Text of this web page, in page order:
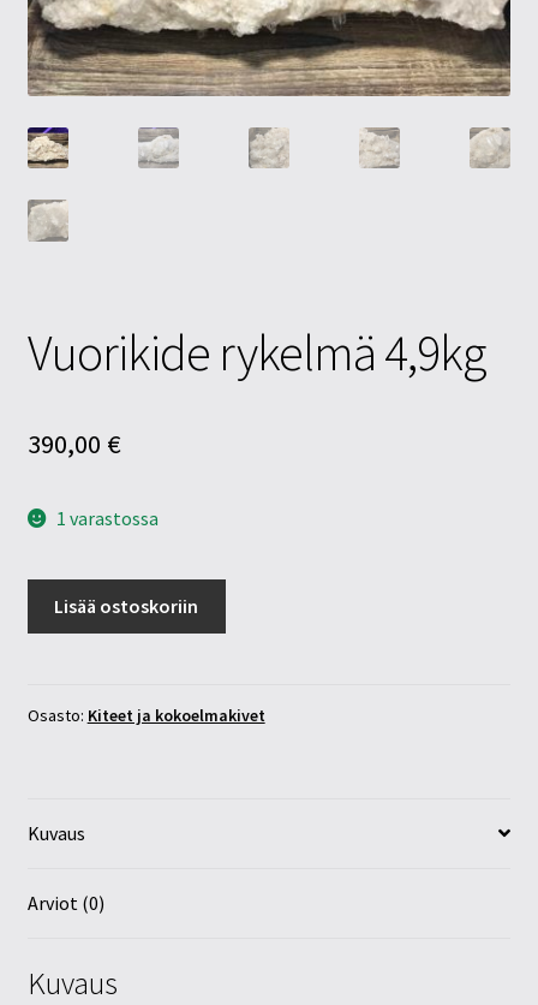
Tietosuojaseloste
Tuotteet
Yritysinfo
Vuorikide rykelmä 4,9kg
390,00 €
1 varastossa
Lisää ostoskoriin
Osasto: Kiteet ja kokoelmakivet
Kuvaus
Arviot (0)
Kuvaus